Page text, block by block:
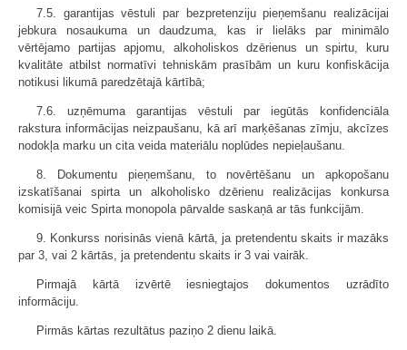
7.5. garantijas vēstuli par bezpretenziju pieņemšanu realizācijai
jebkura nosaukuma un daudzuma, kas ir lielāks par minimālo
vērtējamo partijas apjomu, alkoholiskos dzērienus un spirtu, kuru
kvalitāte atbilst normatīvi tehniskām prasībām un kuru konfiskācija
notikusi likumā paredzētajā kārtībā;
7.6. uzņēmuma garantijas vēstuli par iegūtās konfidenciāla
rakstura informācijas neizpaušanu, kā arī marķēšanas zīmju, akcīzes
nodokļa marku un cita veida materiālu noplūdes nepieļaušanu.
8. Dokumentu pieņemšanu, to novērtēšanu un apkopošanu
izskatīšanai spirta un alkoholisko dzērienu realizācijas konkursa
komisijā veic Spirta monopola pārvalde saskaņā ar tās funkcijām.
9. Konkurss norisinās vienā kārtā, ja pretendentu skaits ir mazāks
par 3, vai 2 kārtās, ja pretendentu skaits ir 3 vai vairāk.
Pirmajā kārtā izvērtē iesniegtajos dokumentos uzrādīto
informāciju.
Pirmās kārtas rezultātus paziņo 2 dienu laikā.